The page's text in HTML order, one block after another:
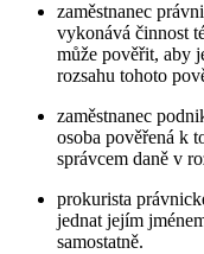
zaměstnanec
vykonává činnost
může pověřit, aby
rozsahu tohoto
zaměstnanec
osoba pověřená k
správcem daně v
prokurista
jednat jejím
samostatně.